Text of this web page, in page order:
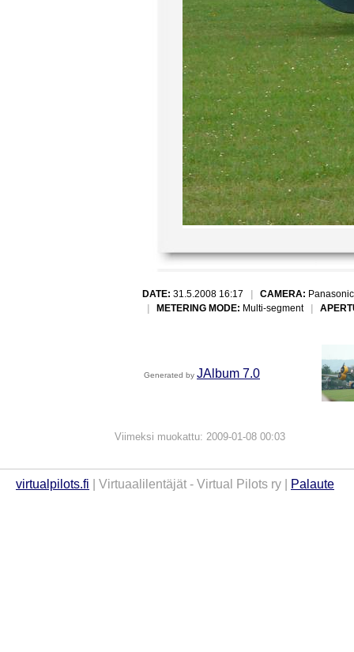
DATE: 31.5.2008 16:17 CAMERA:
METERING MODE: Multi-segment
Generated by JAlbum 7.0
Viimeksi muokattu: 2009-01-08 00:03
virtualpilots.fi | Virtuaalilentäjät - Virtual Pilots ry | Palaute